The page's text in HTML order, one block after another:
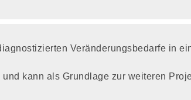
Veränderungsbedarfe in
kann als Grundlage zur weiteren